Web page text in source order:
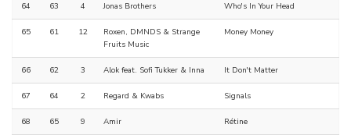
64 63 4 Jonas Brothers Who's In Your Head
65 61 12
Roxen, DMNDS & Strange
Fruits Music
Money Money
66 62 3 Alok feat. Sofi Tukker & Inna It Don't Matter
67 64 2 Regard & Kwabs Signals
68 65 9 Amir Rétine